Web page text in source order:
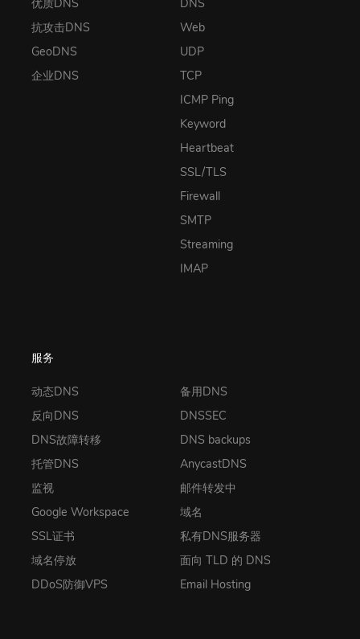
优质DNS
抗攻击DNS
GeoDNS
企业DNS
DNS
Web
UDP
TCP
ICMP Ping
Keyword
Heartbeat
SSL/TLS
Firewall
SMTP
Streaming
IMAP
服务
动态DNS
反向DNS
DNS故障转移
托管DNS
监视
Google Workspace
SSL证书
域名停放
DDoS防御VPS
备用DNS
DNSSEC
DNS backups
AnycastDNS
邮件转发中
域名
私有DNS服务器
面向 TLD 的 DNS
Email Hosting